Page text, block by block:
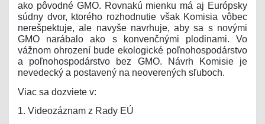
ako pôvodné GMO. Rovnakú mienku má aj Európsky
súdny dvor, ktorého rozhodnutie však Komisia vôbec
nerešpektuje, ale navyše navrhuje, aby sa s novými
GMO narábalo ako s konvenčnými plodinami. Vo
vážnom ohrození bude ekologické poľnohospodárstvo
a poľnohospodárstvo bez GMO. Návrh Komisie je
nevedecký a postavený na neoverených sľuboch.
Viac sa dozviete v:
1. Videozáznam z Rady EÚ